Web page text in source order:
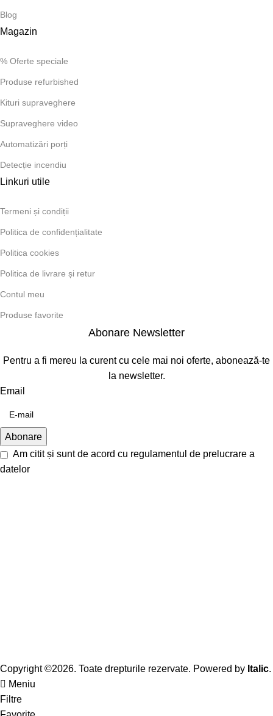
Blog
Magazin
% Oferte speciale
Produse refurbished
Kituri supraveghere
Supraveghere video
Automatizări porți
Detecție incendiu
Linkuri utile
Termeni și condiții
Politica de confidențialitate
Politica cookies
Politica de livrare și retur
Contul meu
Produse favorite
Abonare Newsletter
Pentru a fi mereu la curent cu cele mai noi oferte, abonează-te
la newsletter.
Email
Am citit și sunt de acord cu regulamentul de prelucrare a
datelor
Copyright ©2026. Toate drepturile rezervate. Powered by Italic.
Meniu
Filtre